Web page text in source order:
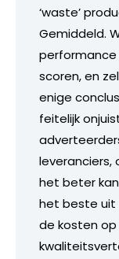
‘waste’
Gemiddeld.
performance
scoren, en
enige
feitelijk
leveranciers,
het beter
het beste uit
de kosten op